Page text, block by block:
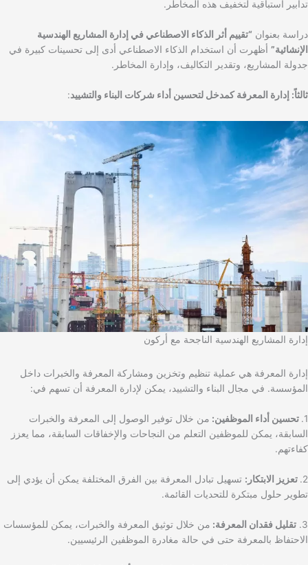
تدابير استباقية لتخفيف هذه المخاطر.
دراسة بعنوان “تقييم أثر الذكاء الاصطناعي في إدارة المشاريع الهندسية
الإنشائية” أظهرت أن استخدام الذكاء الاصطناعي أدى إلى تحسينات كبيرة في
جدولة المشاريع، وتقدير التكاليف، وإدارة المخاطر.
ثالثاً: إدارة المعرفة كمدخل لتحسين أداء شركات البناء والتشييد:
إدارة المشاريع الهندسية الناجحة مع أركون
إدارة المعرفة هي عملية تنظيم وتخزين ومشاركة المعرفة والخبرات داخل
المؤسسة. في مجال البناء والتشييد، يمكن لإدارة المعرفة أن تسهم في:
1. تحسين أداء الموظفين: من خلال توفير الوصول إلى المعرفة والخبرات
السابقة، يمكن للموظفين التعلم من النجاحات والإخفاقات السابقة، مما يعزز
كفاءتهم.
2. تعزيز الابتكار: تسهيل تبادل المعرفة بين الفرق المختلفة يمكن أن يؤدي إلى
تطوير حلول مبتكرة للتحديات القائمة.
3. تقليل فقدان المعرفة: من خلال توثيق المعرفة والخبرات، يمكن للمؤسسات
الاحتفاظ بالمعرفة حتى في حالة مغادرة الموظفين الرئيسيين.